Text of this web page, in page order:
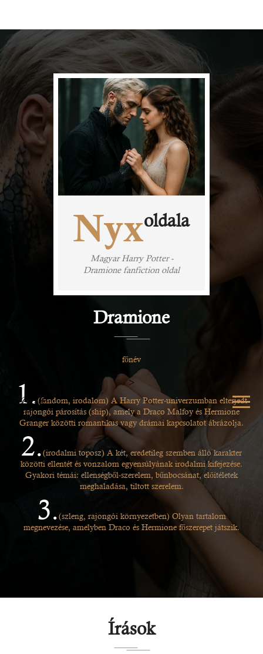
Nyxoldala
Magyar Harry Potter -
Dramione fanfiction oldal
Dramione
főnév
>
1.(fandom, irodalom) A Harry Potter-univerzumban elterjedt
rajongói párosítás (ship), amely a Draco Malfoy és Hermione
Granger közötti romantikus vagy drámai kapcsolatot ábrázolja.
2.(irodalmi toposz) A két, eredetileg szemben álló karakter
közötti ellentét és vonzalom egyensúlyának irodalmi kifejezése.
Gyakori témái: ellenségből-szerelem, bűnbocsánat, előítéletek
meghaladása, tiltott szerelem.
3.(szleng, rajongói környezetben) Olyan tartalom
megnevezése, amelyben Draco és Hermione főszerepet játszik.
Írások